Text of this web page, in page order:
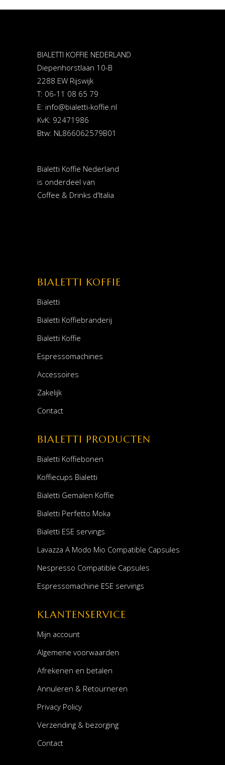
BIALETTI KOFFIE NEDERLAND
Diepenhorstlaan 10-B
2288 EW Rijswijk
T: 06-11 08 65 79
E: info@bialetti-koffie.nl
KvK: 92471986
Btw: NL866062579B01
Bialetti Koffie Nederland
is onderdeel van
Coffee & Drinks d'Italia
BIALETTI KOFFIE
Bialetti
Bialetti Koffiebranderij
Bialetti Koffie
Espressomachines
Accessoires
Zakelijk
Contact
BIALETTI PRODUCTEN
Bialetti Koffiebonen
Koffiecups Bialetti
Bialetti Gemalen Koffie
Bialetti Perfetto Moka
Bialetti ESE servings
Lavazza A Modo Mio Compatible Capsules
Nespresso Compatible Capsules
Espressomachine ESE servings
KLANTENSERVICE
Mijn account
Algemene voorwaarden
Afrekenen en betalen
Annuleren & Retourneren
Privacy Policy
Verzending & bezorging
Contact